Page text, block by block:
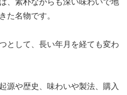
た名物です。
として、長い年月を経ても変わ
源や歴史、味わいや製法、購入